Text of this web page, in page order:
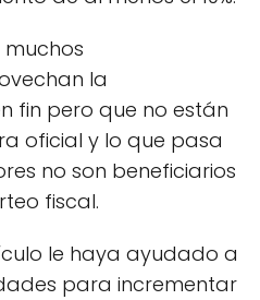
la
fin pero que no están
oficial y lo que pasa
no son beneficiarios
fiscal.
le haya ayudado a
para incrementar